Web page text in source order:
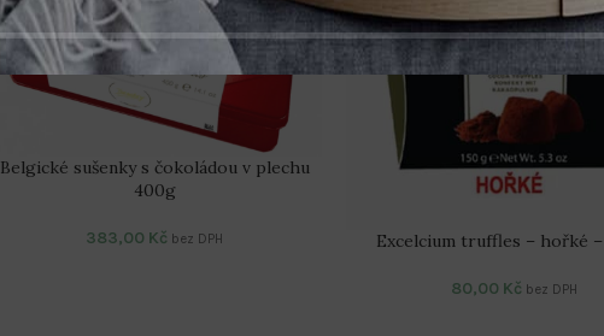
Belgické sušenky s čokoládou v plechu
400g
383,00 Kč bez DPH Excelcium truffles – hořké –
80,00 Kč bez DPH